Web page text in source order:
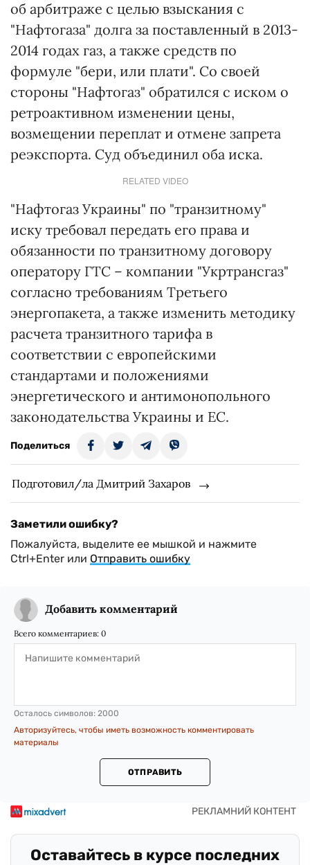
об арбитраже с целью взыскания с
"Нафтогаза" долга за поставленный в 2013-
2014 годах газ, а также средств по
формуле "бери, или плати". Со своей
стороны "Нафтогаз" обратился с иском о
ретроактивном изменении цены,
возмещении переплат и отмене запрета
реэкспорта. Суд объединил оба иска.
RELATED VIDEO
"Нафтогаз Украины" по "транзитному"
иску требовал передать его права и
обязанности по транзитному договору
оператору ГТС – компании "Укртрансгаз"
согласно требованиям Третьего
энергопакета, а также изменить методику
расчета транзитного тарифа в
соответствии с европейскими
стандартами и положениями
энергетического и антимонопольного
законодательства Украины и ЕС.
Поделиться
Подготовил/ла Дмитрий Захаров
Заметили ошибку?
Пожалуйста, выделите ее мышкой и нажмите
Ctrl+Enter или Отправить ошибку
Добавить комментарий
Всего комментариев: 0
Осталось символов: 2000
Авторизуйтесь, чтобы иметь возможность комментировать
материалы
ОТПРАВИТЬ
Оставайтесь в курсе последних